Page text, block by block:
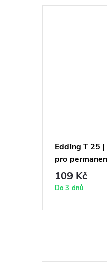
Edding T 25
pro
109 Kč
Do 3 dnů